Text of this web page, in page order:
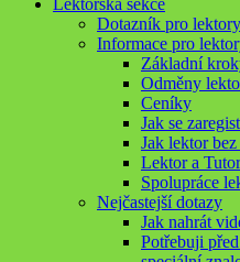
Dotazník pro lektory
Informace pro
Základní
Odměny
Ceníky
Jak se
Jak lektor
Lektor a
Spolupráce
Nejčastejší dotazy
Jak nahrát
Potřebuji